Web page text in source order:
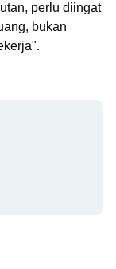
perlu diingat
bukan